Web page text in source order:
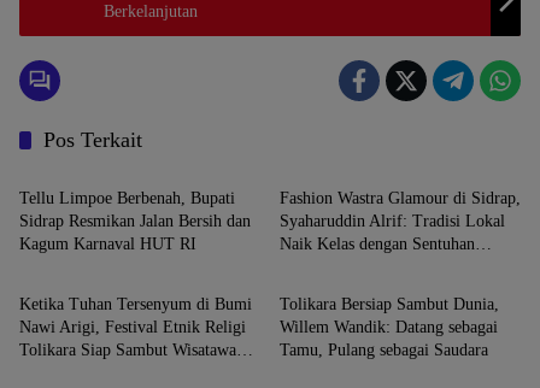
Berkelanjutan
Pos Terkait
SIDRAP
Tellu Limpoe Berbenah, Bupati
Sidrap Resmikan Jalan Bersih dan
Kagum Karnaval HUT RI
Fashion Wastra Glamour di Sidrap,
Syaharuddin Alrif: Tradisi Lokal
Naik Kelas dengan Sentuhan
SIDRAP
Ketika Tuhan Tersenyum di Bumi
Nawi Arigi, Festival Etnik Religi
Tolikara Siap Sambut Wisatawan
SIDRAP
Tolikara Bersiap Sambut Dunia,
Willem Wandik: Datang sebagai
Tamu, Pulang sebagai Saudara
SIDRAP SIDRAP